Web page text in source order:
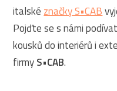
italskéznačky S•CAB
Pojďte se s námi
kousků do interiérů i
firmyS•CAB.